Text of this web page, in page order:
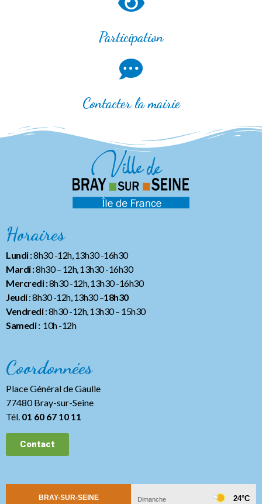
Participation
Contacter la mairie
Horaires
Lundi :8h30 -12h, 13h30 -16h30
Mardi :8h30 – 12h, 13h30 -16h30
Mercredi :8h30 -12h, 13h30 -16h30
Jeudi: 8h30 -12h, 13h30 –18h30
Vendredi: 8h30 -12h, 13h30– 15h30
Samedi :10h -12h
Coordonnées
Place Général de Gaulle
77480 Bray-sur-Seine
Tél. 01 60 67 10 11
Contact